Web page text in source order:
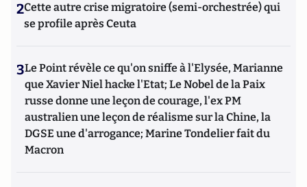
2Cette autre crise migratoire (semi-orchestrée) qui
se profile après Ceuta
3Le Point révèle ce qu'on sniffe à l'Elysée, Marianne
que Xavier Niel hacke l'Etat; Le Nobel de la Paix
russe donne une leçon de courage, l'ex PM
australien une leçon de réalisme sur la Chine, la
DGSE une d'arrogance; Marine Tondelier fait du
Macron